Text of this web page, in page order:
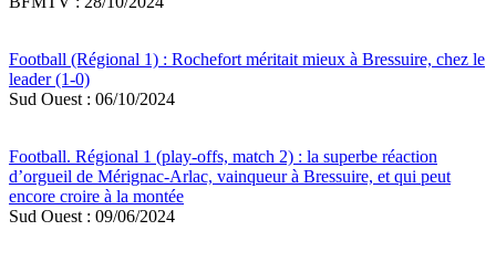
Football (Régional 1) : Rochefort méritait mieux à Bressuire, chez le
leader (1-0)
Sud Ouest : 06/10/2024
Football. Régional 1 (play-offs, match 2) : la superbe réaction
d’orgueil de Mérignac-Arlac, vainqueur à Bressuire, et qui peut
encore croire à la montée
Sud Ouest : 09/06/2024